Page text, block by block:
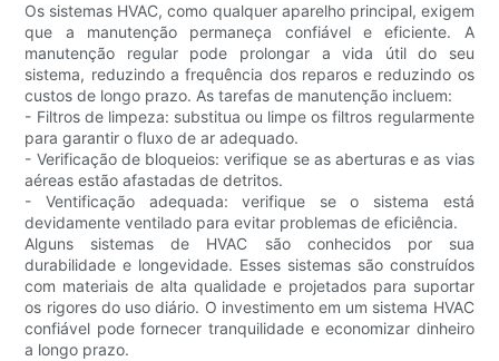
Os sistemas HVAC, como qualquer aparelho principal, exigem
que a manutenção permaneça confiável e eficiente. A
manutenção regular pode prolongar a vida útil do seu
sistema, reduzindo a frequência dos reparos e reduzindo os
custos de longo prazo. As tarefas de manutenção incluem:
- Filtros de limpeza: substitua ou limpe os filtros regularmente
para garantir o fluxo de ar adequado.
- Verificação de bloqueios: verifique se as aberturas e as vias
aéreas estão afastadas de detritos.
- Ventificação adequada: verifique se o sistema está
devidamente ventilado para evitar problemas de eficiência.
Alguns sistemas de HVAC são conhecidos por sua
durabilidade e longevidade. Esses sistemas são construídos
com materiais de alta qualidade e projetados para suportar
os rigores do uso diário. O investimento em um sistema HVAC
confiável pode fornecer tranquilidade e economizar dinheiro
a longo prazo.